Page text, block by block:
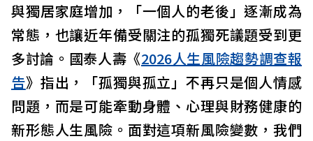
與獨居家庭增加，「一個人的老後」逐漸成為
常態，也讓近年備受關注的孤獨死議題受到更
多討論。國泰人壽《2026人生風險趨勢調查報
告》指出，「孤獨與孤立」不再只是個人情感
問題，而是可能牽動身體、心理與財務健康的
新形態人生風險。面對這項新風險變數，我們